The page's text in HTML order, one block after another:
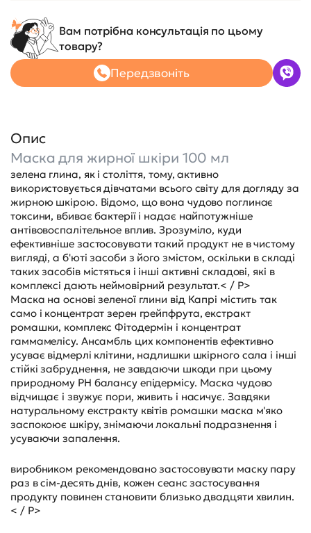
Вам потрібна консультація по цьому
товару?
Передзвоніть
Опис
Маска для жирної шкіри 100 мл
зелена глина, як і століття, тому, активно
використовується дівчатами всього світу для догляду за
жирною шкірою. Відомо, що вона чудово поглинає
токсини, вбиває бактерії і надає найпотужніше
антівовоспалітельное вплив. Зрозуміло, куди
ефективніше застосовувати такий продукт не в чистому
вигляді, а б'юті засоби з його змістом, оскільки в складі
таких засобів містяться і інші активні складові, які в
комплексі дають неймовірний результат.< / P>
Маска на основі зеленої глини від Капрі містить так
само і концентрат зерен грейпфрута, екстракт
ромашки, комплекс Фітодермін і концентрат
гаммамелісу. Ансамбль цих компонентів ефективно
усуває відмерлі клітини, надлишки шкірного сала і інші
стійкі забруднення, не завдаючи шкоди при цьому
природному РН балансу епідермісу. Маска чудово
відчищає і звужує пори, живить і насичує. Завдяки
натуральному екстракту квітів ромашки маска м'яко
заспокоює шкіру, знімаючи локальні подразнення і
усуваючи запалення.
виробником рекомендовано застосовувати маску пару
раз в сім-десять днів, кожен сеанс застосування
продукту повинен становити близько двадцяти хвилин.
< / P>